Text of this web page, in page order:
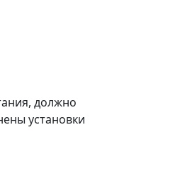
должно
установки